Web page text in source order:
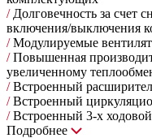
/Долговечность за счет
включения/выключения
/Модулируемые
/Повышенная
увеличенному
/Встроенный
/Встроенный
/Встроенный 3-х
Подробнее